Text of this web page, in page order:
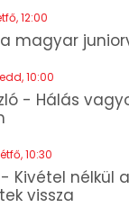
12:00
magyar
10:00
- Hálás
10:30
Kivétel nélkül
vissza